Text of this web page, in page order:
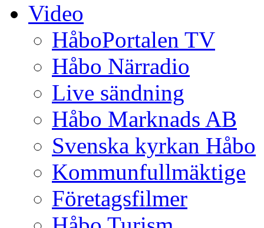
Video
HåboPortalen TV
Håbo Närradio
Live sändning
Håbo Marknads AB
Svenska kyrkan Håbo
Kommunfullmäktige
Företagsfilmer